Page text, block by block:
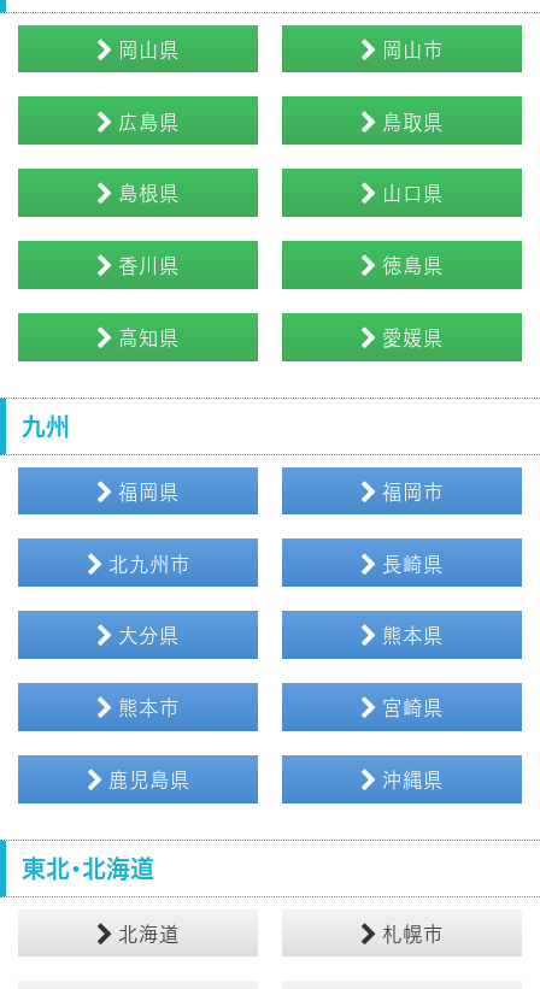
岡山県 岡山市
広島県 鳥取県
島根県 山口県
香川県 徳島県
高知県 愛媛県
九州
福岡県 福岡市
北九州市 長崎県
大分県 熊本県
熊本市 宮崎県
鹿児島県 沖縄県
東北・北海道
北海道 札幌市